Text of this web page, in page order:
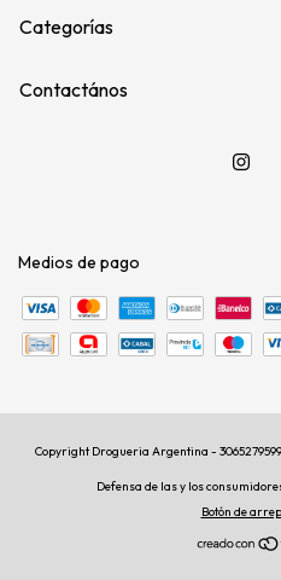
Categorías
Contactános
Medios de pago
Copyright Drogueria Argentina -
Defensa de las y los
Botón de